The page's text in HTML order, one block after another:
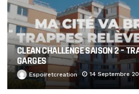
CLEAN CHALLENGE SAISON 2 –
GARGES
Espoiretcreation 14 Septembre